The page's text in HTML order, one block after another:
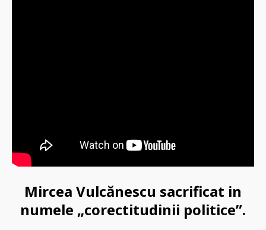
Mircea Vulcănescu sacrificat in
numele „corectitudinii politice”.